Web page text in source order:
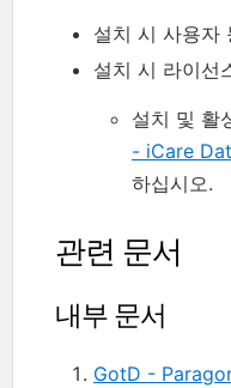
설치 시 사용자
설치 시 라이선
설치 및 활
- iCare
하십시오.
관련 문서
내부 문서
GotD -